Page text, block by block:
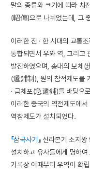
말의 종류와 크기에 따라 치
(軺傳)으로 나뉘었는데, 그
이러한 진 · 한 시대의 교통
통합되면서 우와 역, 그리고
발전하였으며, 송대의 보체
(遞鋪制), 원의 참적제도를
· 급체포(急遞鋪)를 바탕으
이러한 중국의 역전제도에
역참제도가 설치되었다.
『삼국사기』 신라본기 소지
설치하고 유사들에게 명하
기록상 이때부터 우역이 확